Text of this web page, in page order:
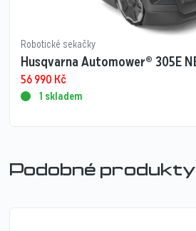
Robotické sekačky
Husqvarna Automower® 305E
56 990 Kč
1 skladem
Podobné produkty